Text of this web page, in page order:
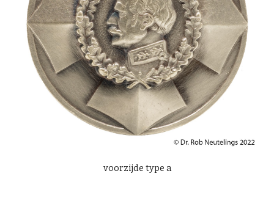
voorzijde type a